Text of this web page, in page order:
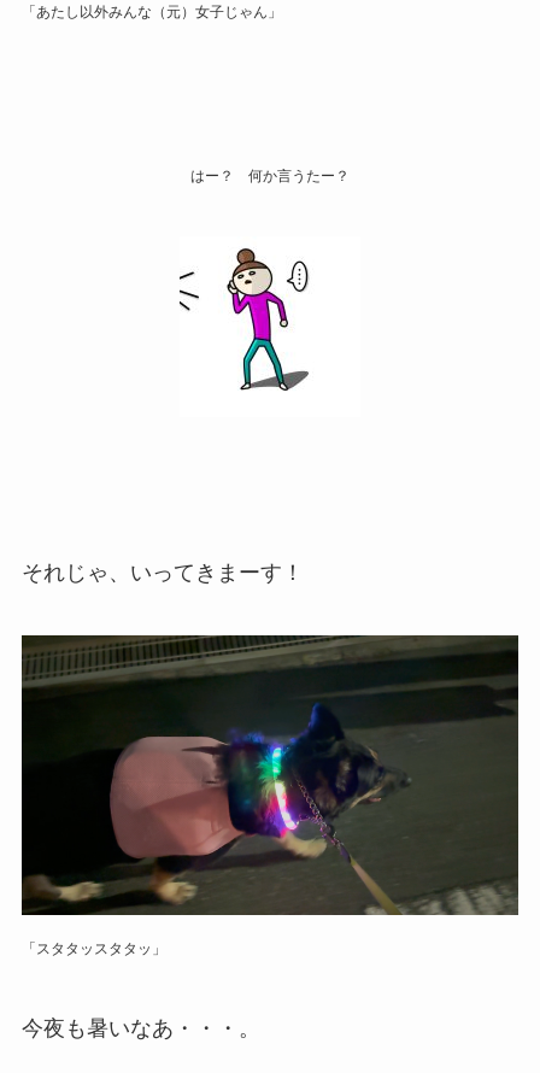
「あたし以外みんな（元）女子じゃん」
はー？ 何か言うたー？
それじゃ、いってきまーす！
「スタタッスタタッ」
今夜も暑いなあ・・・。